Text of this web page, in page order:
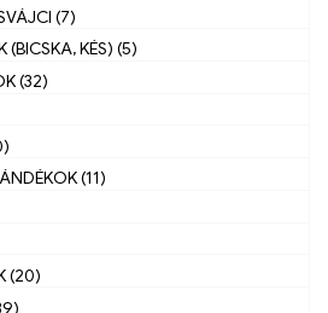
(7)
(BICSKA, KÉS) (5)
(32)
(11)
(20)